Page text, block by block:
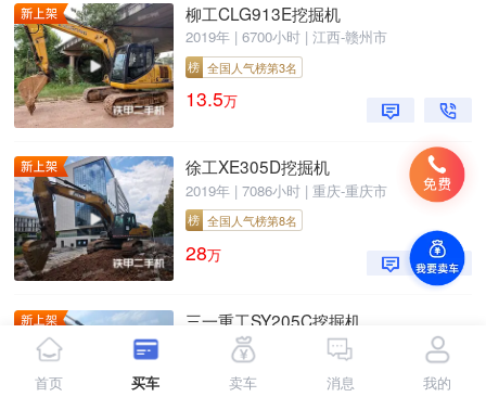
柳工CLG913E挖掘机
2019年 | 6700小时 | 江西-赣州市
榜 全国人气榜第3名
13.5万
徐工XE305D挖掘机
2019年 | 7086小时 | 重庆-重庆市
榜 全国人气榜第8名
28万
三一重工SY205C挖掘机
2018年 | 11000小时 | 江苏-常州市
江苏人气榜第2名
首页 买车 卖车 消息 我的